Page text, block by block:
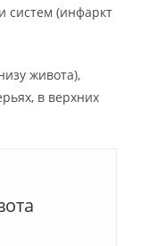
систем (инфаркт
живота),
в верхних